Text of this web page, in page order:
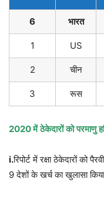
6 भारत
1 US
2 चीन
3 रूस
2020में ठेकेदारों को परमाणु
i.रिपोर्ट में रक्षा ठेकेदारों को
9 देशों के खर्च का खुलासा